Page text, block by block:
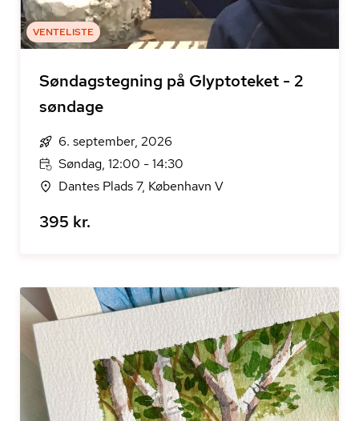
VENTELISTE
Søndagstegning på Glyptoteket - 2
søndage
6. september, 2026
Søndag, 12:00 - 14:30
Dantes Plads 7, København V
395 kr.